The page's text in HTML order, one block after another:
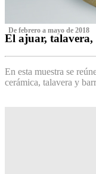
‌ De febrero a mayo de 2018
El ajuar,
En esta muestra se
cerámica, talavera y